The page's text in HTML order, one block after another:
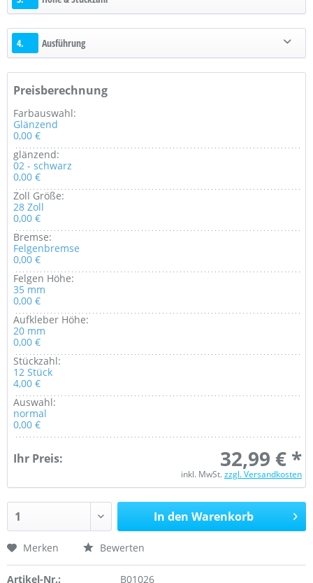
4. Ausführung
Preisberechnung
Farbauswahl:
Glänzend
0,00 €
glänzend:
02 - schwarz
0,00 €
Zoll Größe:
28 Zoll
0,00 €
Bremse:
Felgenbremse
0,00 €
Felgen Höhe:
35 mm
0,00 €
Aufkleber Höhe:
20 mm
0,00 €
Stückzahl:
12 Stück
4,00 €
Auswahl:
normal
0,00 €
Ihr Preis: 32,99 € *
inkl. MwSt.zzgl. Versandkosten
In den Warenkorb
Merken Bewerten
Artikel-Nr.: B01026